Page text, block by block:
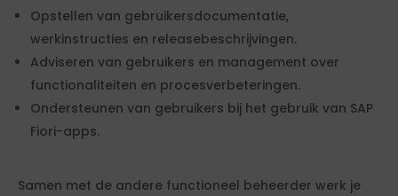
Opstellen van gebruikersdocumentatie,
werkinstructies en releasebeschrijvingen.
Adviseren van gebruikers en management over
functionaliteiten en procesverbeteringen.
Ondersteunen van gebruikers bij het gebruik van SAP
Fiori-apps.
Samen met de andere functioneel beheerder werk je